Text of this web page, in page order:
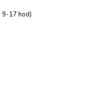
9-17 hod)